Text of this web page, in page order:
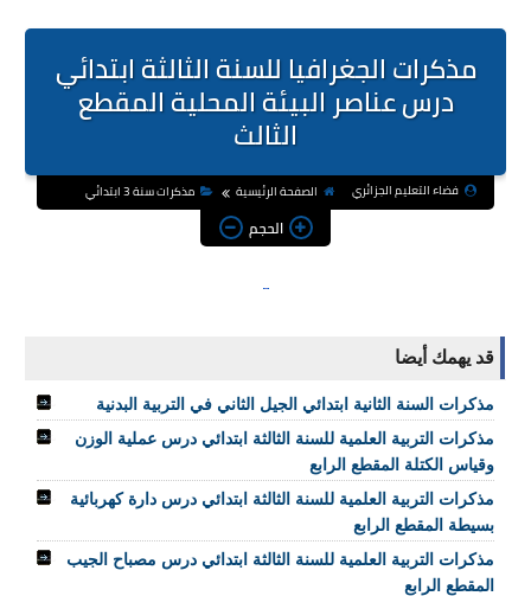
مذكرات الجغرافيا للسنة الثالثة ابتدائي
درس عناصر البيئة المحلية المقطع
الثالث
فضاء التعليم الجزائري الصفحة الرئيسية مذكرات سنة 3 ابتدائي
الحجم
قد يهمك أيضا
مذكرات السنة الثانية ابتدائي الجيل الثاني في التربية البدنية
مذكرات التربية العلمية للسنة الثالثة ابتدائي درس عملية الوزن
وقياس الكتلة المقطع الرابع
مذكرات التربية العلمية للسنة الثالثة ابتدائي درس دارة كهربائية
بسيطة المقطع الرابع
مذكرات التربية العلمية للسنة الثالثة ابتدائي درس مصباح الجيب
المقطع الرابع